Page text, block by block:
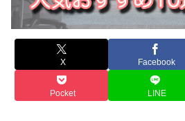
X Facebook
Pocket LINE